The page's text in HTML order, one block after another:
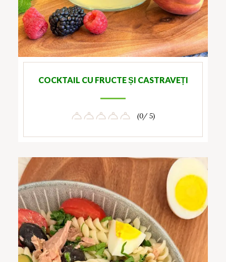
COCKTAIL CU FRUCTE ȘI CASTRAVEȚI
(0/ 5)